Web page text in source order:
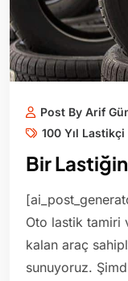
Post By Arif
100 Yıl Lastikçi
Bir
Oto lastik tamiri
kalan araç
sunuyoruz.